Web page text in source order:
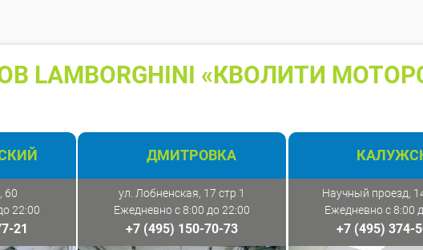
LAMBORGHINI «КВОЛИТИ
60
22:00
21
ДМИТРОВКА
ул. Лобненская, 17 стр 1
Ежедневно с 8:00 до 22:00
+7 (495) 150-70-73
Научный проезд,
Ежедневно с 8:00
+7 (495) 374-